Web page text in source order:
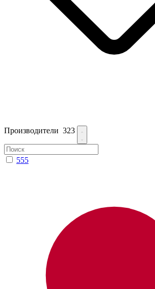
Производители 323
555